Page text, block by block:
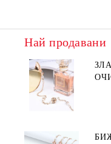
Най продавани